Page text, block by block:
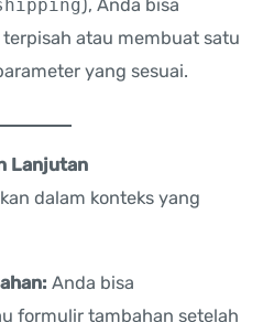
), Anda bisa
atau membuat satu
yang sesuai.
Lanjutan
dalam konteks yang
Anda bisa
formulir tambahan setelah